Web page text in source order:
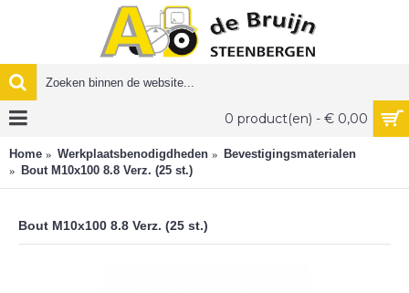
0 product(en) - € 0,00
Home Werkplaatsbenodigdheden
Bevestigingsmaterialen
Bout M10x100 8.8 Verz. (25 st.)
Bout M10x100 8.8 Verz. (25 st.)